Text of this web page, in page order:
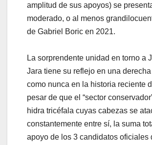
amplitud de sus apoyos) se
moderado, o al menos
de Gabriel Boric en 2021.
La sorprendente unidad en torno a
Jara tiene su reflejo en una
como nunca en la historia reciente
pesar de que el “sector
hidra tricéfala cuyas cabezas se
constantemente entre sí, la suma
apoyo de los 3 candidatos oficiales